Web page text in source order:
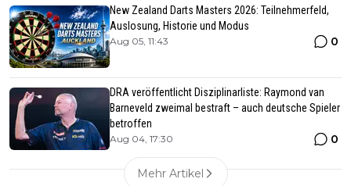
New Zealand Darts Masters 2026: Teilnehmerfeld,
Auslosung, Historie und Modus
Aug 05, 11:43 0
DRA veröffentlicht Disziplinarliste: Raymond van
Barneveld zweimal bestraft – auch deutsche Spieler
betroffen
Aug 04, 17:30 0
Mehr Artikel